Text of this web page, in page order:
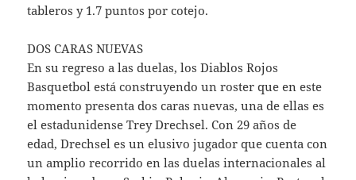
tableros y 1.7 puntos por cotejo.
DOS CARAS NUEVAS
En su regreso a las duelas, los Diablos Rojos
Basquetbol está construyendo un roster que en este
momento presenta dos caras nuevas, una de ellas es
el estadunidense Trey Drechsel. Con 29 años de
edad, Drechsel es un elusivo jugador que cuenta con
un amplio recorrido en las duelas internacionales al